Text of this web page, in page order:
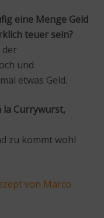
eine Menge Geld
teuer sein?
der
und
etwas Geld.
la Currywurst,
zu kommt wohl
von Marco